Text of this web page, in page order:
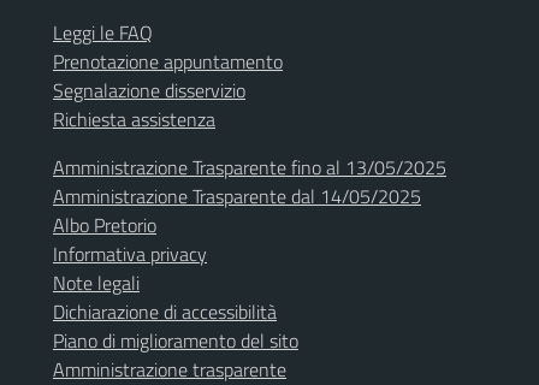
Leggi le FAQ
Prenotazione appuntamento
Segnalazione disservizio
Richiesta assistenza
Amministrazione Trasparente fino al 13/05/2025
Amministrazione Trasparente dal 14/05/2025
Albo Pretorio
Informativa privacy
Note legali
Dichiarazione di accessibilità
Piano di miglioramento del sito
Amministrazione trasparente